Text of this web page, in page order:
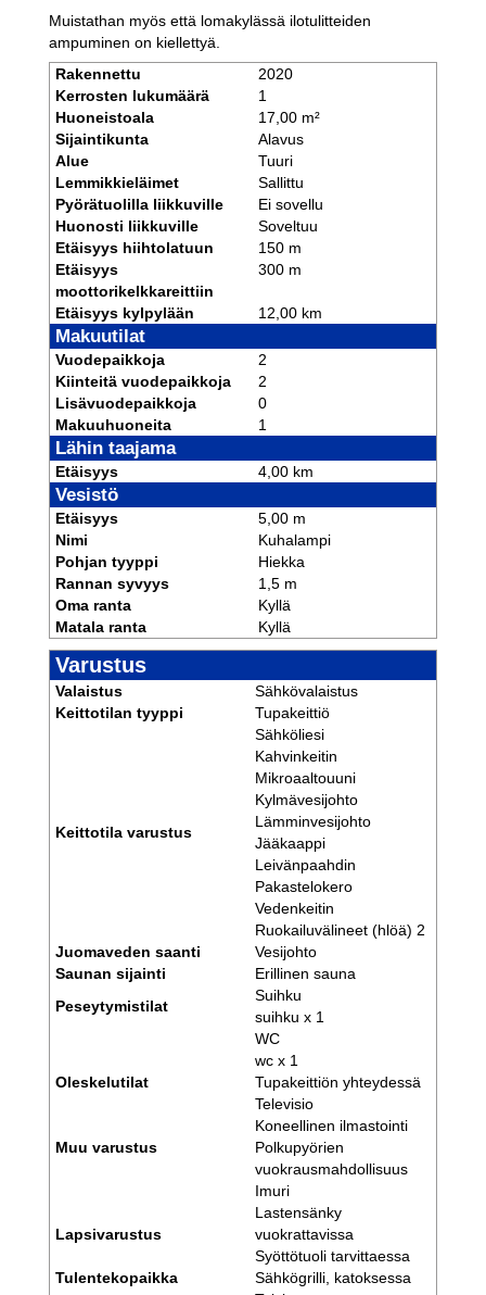
Muistathan myös että lomakylässä ilotulitteiden
ampuminen on kiellettyä.
Rakennettu
2020
Kerrosten lukumäärä
1
Huoneistoala
17,00 m²
Sijaintikunta
Alavus
Alue
Tuuri
Lemmikkieläimet
Sallittu
Pyörätuolilla liikkuville
Ei sovellu
Huonosti liikkuville
Soveltuu
Etäisyys hiihtolatuun
150 m
Etäisyys
moottorikelkkareittiin
300 m
Etäisyys kylpylään 12,00 km
Makuutilat
Vuodepaikkoja
2
Kiinteitä vuodepaikkoja
2
Lisävuodepaikkoja
0
Makuuhuoneita
1
Lähin taajama
Etäisyys 4,00 km
Vesistö
Etäisyys
5,00 m
Nimi
Kuhalampi
Pohjan tyyppi
Hiekka
Rannan syvyys
1,5 m
Oma ranta
Kyllä
Matala ranta
Kyllä
Varustus
Valaistus
Sähkövalaistus
Keittotilan tyyppi
Tupakeittiö
Keittotila varustus
Sähköliesi
Kahvinkeitin
Mikroaaltouuni
Kylmävesijohto
Lämminvesijohto
Jääkaappi
Leivänpaahdin
Pakastelokero
Vedenkeitin
Ruokailuvälineet (hlöä) 2
Juomaveden saanti
Vesijohto
Saunan sijainti
Erillinen sauna
Peseytymistilat
Suihku
suihku x 1
WC
wc x 1
Oleskelutilat
Tupakeittiön yhteydessä
Muu varustus
Televisio
Koneellinen ilmastointi
Polkupyörien
vuokrausmahdollisuus
Imuri
Lapsivarustus
Lastensänky
vuokrattavissa
Syöttötuoli tarvittaessa
Tulentekopaikka
Sähkögrilli, katoksessa